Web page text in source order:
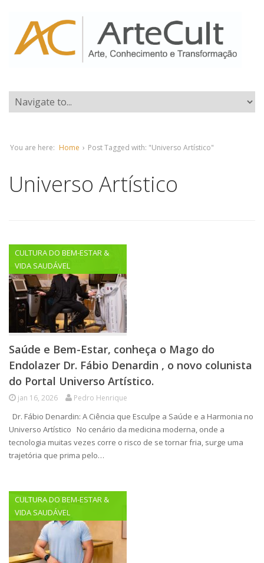
You are here: Home › Post Tagged with: "Universo Artístico"
Universo Artístico
CULTURA DO BEM-ESTAR &
VIDA SAUDÁVEL
Saúde e Bem-Estar, conheça o Mago do
Endolazer Dr. Fábio Denardin , o novo colunista
do Portal Universo Artístico.
jan 16, 2026 Pedro Henrique
Dr. Fábio Denardin: A Ciência que Esculpe a Saúde e a Harmonia no
Universo Artístico No cenário da medicina moderna, onde a
tecnologia muitas vezes corre o risco de se tornar fria, surge uma
trajetória que prima pelo…
CULTURA DO BEM-ESTAR &
VIDA SAUDÁVEL